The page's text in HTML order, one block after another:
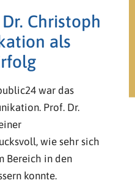
Christoph
als
war das
Prof. Dr.
wie sehr sich
Bereich in den
konnte.